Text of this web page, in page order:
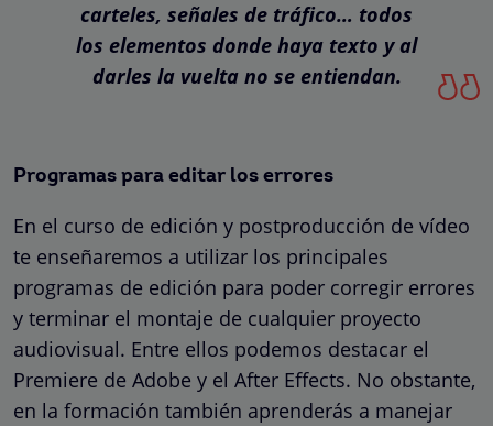
carteles, señales de tráfico… todos
los elementos donde haya texto y al
darles la vuelta no se entiendan.
Programas para editar los errores
En el curso de edición y postproducción de vídeo
te enseñaremos a utilizar los principales
programas de edición para poder corregir errores
y terminar el montaje de cualquier proyecto
audiovisual. Entre ellos podemos destacar el
Premiere de Adobe y el After Effects. No obstante,
en la formación también aprenderás a manejar